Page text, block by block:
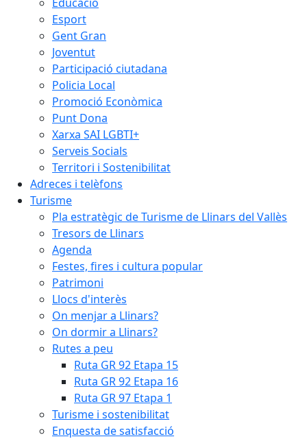
Esport
Gent Gran
Joventut
Participació ciutadana
Policia Local
Promoció Econòmica
Punt Dona
Xarxa SAI LGBTI+
Serveis Socials
Territori i Sostenibilitat
Adreces i telèfons
Turisme
Pla estratègic de Turisme de Llinars del Vallès
Tresors de Llinars
Agenda
Festes, fires i cultura popular
Patrimoni
Llocs d'interès
On menjar a Llinars?
On dormir a Llinars?
Rutes a peu
Ruta GR 92 Etapa 15
Ruta GR 92 Etapa 16
Ruta GR 97 Etapa 1
Turisme i sostenibilitat
Enquesta de satisfacció